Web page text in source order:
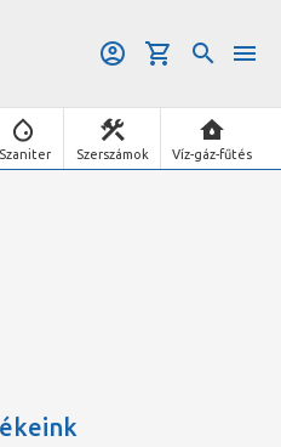
Szaniter Szerszámok Víz-gáz-fűtés